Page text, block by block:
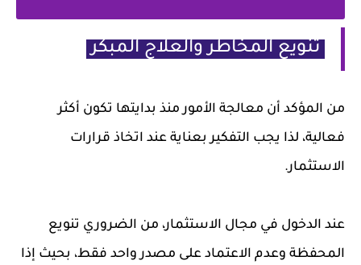
تنويع المخاطر والعلاج المبكر
من المؤكد أن معالجة الأمور منذ بدايتها تكون أكثر
فعالية، لذا يجب التفكير بعناية عند اتخاذ قرارات
الاستثمار.
عند الدخول في مجال الاستثمار، من الضروري تنويع
المحفظة وعدم الاعتماد على مصدر واحد فقط، بحيث إذا